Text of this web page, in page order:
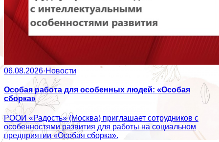
06.08.2026·Новости
Особая работа для особенных людей: «Особая
сборка»
РООИ «Радость» (Москва) приглашает сотрудников с
особенностями развития для работы на социальном
предприятии «Особая сборка».